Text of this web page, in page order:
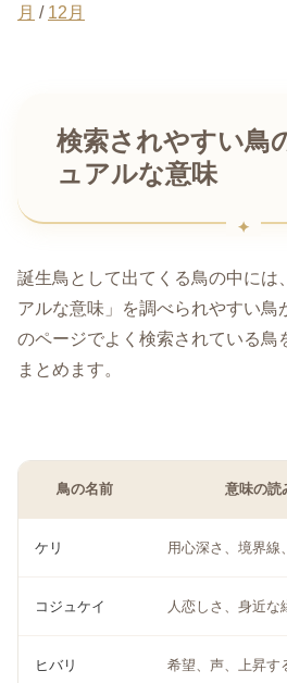
月 / 12月
検索されやすい鳥
ュアルな意味
誕生鳥として出てくる鳥の中には
アルな意味」を調べられやすい鳥
のページでよく検索されている鳥
まとめます。
鳥の名前 意味の読
ケリ 用心深さ、境界線
コジュケイ 人恋しさ、身近な
ヒバリ 希望、声、上昇す